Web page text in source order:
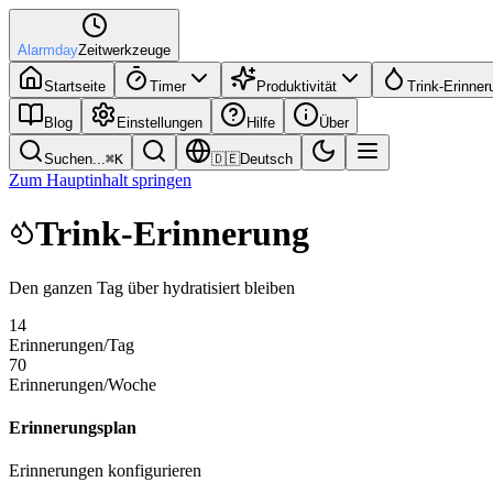
AlarmdayZeitwerkzeuge
Startseite Timer Produktivität Trink-
Blog Einstellungen Hilfe Über
Suchen...⌘K 🇩🇪Deutsch
Zum Hauptinhalt springen
Trink-Erinnerung
Den ganzen Tag über hydratisiert bleiben
14
Erinnerungen/Tag
70
Erinnerungen/Woche
Erinnerungsplan
Erinnerungen konfigurieren